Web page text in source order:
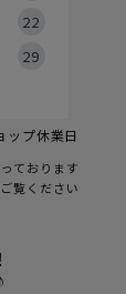
22
29
ップ休業日
ております
覧ください